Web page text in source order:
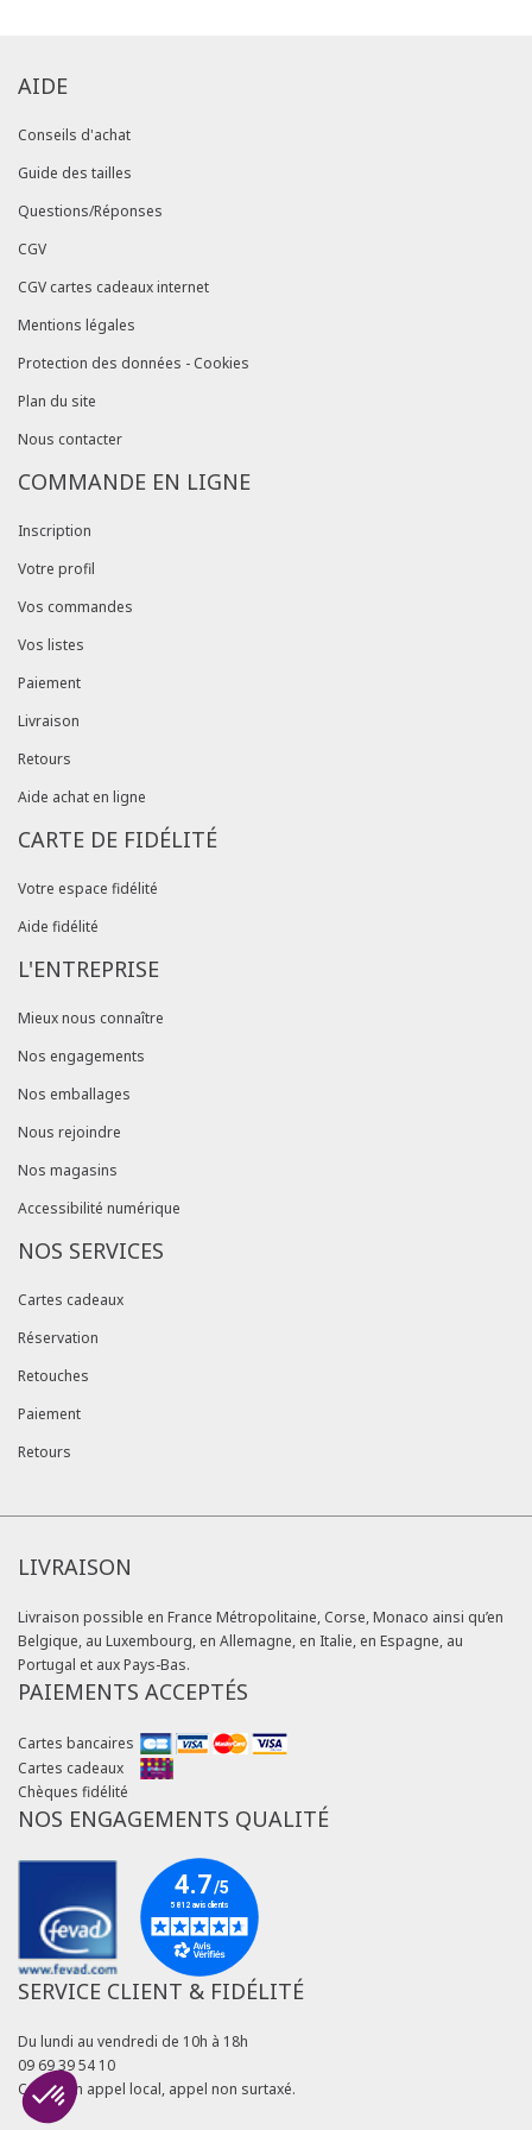
AIDE
Conseils d'achat
Guide des tailles
Questions/Réponses
CGV
CGV cartes cadeaux internet
Mentions légales
Protection des données - Cookies
Plan du site
Nous contacter
COMMANDE EN LIGNE
Inscription
Votre profil
Vos commandes
Vos listes
Paiement
Livraison
Retours
Aide achat en ligne
CARTE DE FIDÉLITÉ
Votre espace fidélité
Aide fidélité
L'ENTREPRISE
Mieux nous connaître
Nos engagements
Nos emballages
Nous rejoindre
Nos magasins
Accessibilité numérique
NOS SERVICES
Cartes cadeaux
Réservation
Retouches
Paiement
Retours
LIVRAISON
Livraison possible en France Métropolitaine, Corse, Monaco ainsi qu’en
Belgique, au Luxembourg, en Allemagne, en Italie, en Espagne, au
Portugal et aux Pays-Bas.
PAIEMENTS ACCEPTÉS
Cartes bancaires
Cartes cadeaux
Chèques fidélité
NOS ENGAGEMENTS QUALITÉ
SERVICE CLIENT & FIDÉLITÉ
Du lundi au vendredi de 10h à 18h
09 69 39 54 10
Coût d'un appel local, appel non surtaxé.